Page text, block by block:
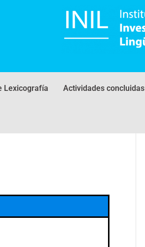
Lexicografía Actividades concluidas